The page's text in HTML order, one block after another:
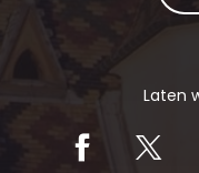
Laten